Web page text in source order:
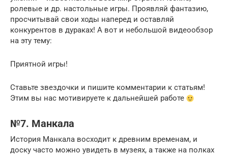
ролевые и др. настольные игры. Проявляй фантазию,
просчитывай свои ходы наперед и оставляй
конкурентов в дураках! А вот и небольшой видеообзор
на эту тему:
Приятной игры!
Ставьте звездочки и пишите комментарии к статьям!
Этим вы нас мотивируете к дальнейшей работе
№7. Манкала
История Манкала восходит к древним временам, и
доску часто можно увидеть в музеях, а также на полках